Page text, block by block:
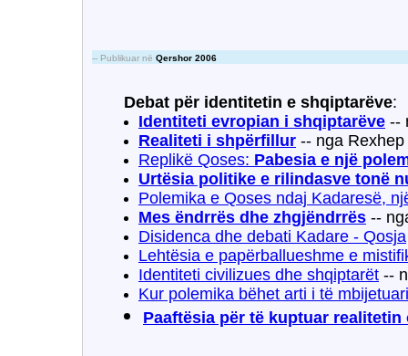
-- Publikuar në Qershor 2006
Debat për identitetin e shqiptarëve:
Identiteti evropian i shqiptarëve --
Realiteti i shpërfillur -- nga
Replikë Qoses: Pabesia e një
Urtësia politike e rilindasve tonë
Polemika e Qoses ndaj Kadaresë,
Mes ëndrrës dhe zhgjëndrrës --
Disidenca dhe debati Kadare - Qosja
Lehtësia e papërballueshme e
Identiteti civilizues dhe shqiptarët --
Kur polemika bëhet arti i të
Paaftësia për të kuptuar realitetin